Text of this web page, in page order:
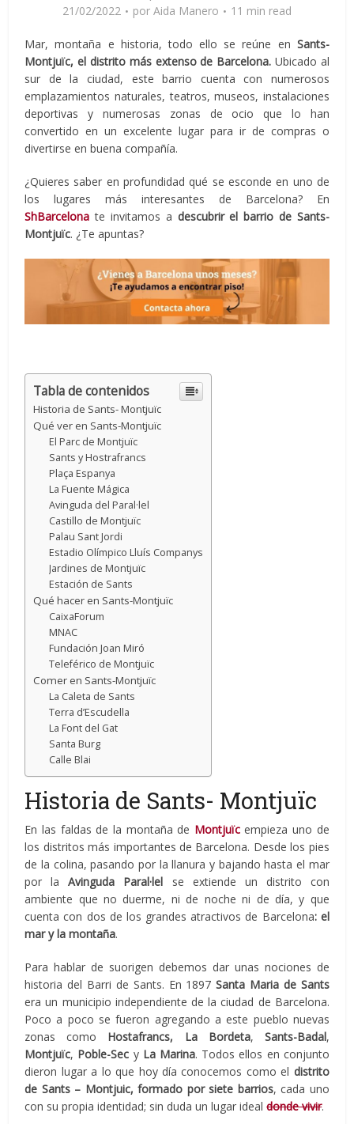
21/02/2022 por Aida Manero 11 min read
Mar, montaña e historia, todo ello se reúne en Sants-
Montjuïc, el distrito más extenso de Barcelona. Ubicado al
sur de la ciudad, este barrio cuenta con numerosos
emplazamientos naturales, teatros, museos, instalaciones
deportivas y numerosas zonas de ocio que lo han
convertido en un excelente lugar para ir de compras o
divertirse en buena compañía.
¿Quieres saber en profundidad qué se esconde en uno de
los lugares más interesantes de Barcelona? En
ShBarcelona te invitamos a descubrir el barrio de Sants-
Montjuïc. ¿Te apuntas?
Tabla de contenidos
Historia de Sants- Montjuïc
Qué ver en Sants-Montjuïc
El Parc de Montjuïc
Sants y Hostrafrancs
Plaça Espanya
La Fuente Mágica
Avinguda del Paral·lel
Castillo de Montjuïc
Palau Sant Jordi
Estadio Olímpico Lluís Companys
Jardines de Montjuïc
Estación de Sants
Qué hacer en Sants-Montjuïc
CaixaForum
MNAC
Fundación Joan Miró
Teleférico de Montjuïc
Comer en Sants-Montjuïc
La Caleta de Sants
Terra d’Escudella
La Font del Gat
Santa Burg
Calle Blai
Historia de Sants- Montjuïc
En las faldas de la montaña de Montjuïcempieza uno de
los distritos más importantes de Barcelona. Desde los pies
de la colina, pasando por la llanura y bajando hasta el mar
por laAvinguda Paral·lel se extiende un distrito con
ambiente que no duerme, ni de noche ni de día, y que
cuenta con dos de los grandes atractivos de Barcelona: el
mar y la montaña.
Para hablar de suorigen debemos dar unas nociones de
historia del Barri de Sants. En 1897Santa Maria de Sants
era un municipio independiente de la ciudad de Barcelona.
Poco a poco se fueron agregando a este pueblo nuevas
zonas como Hostafrancs, La Bordeta, Sants-Badal,
Montjuïc, Poble-Sec y La Marina. Todos ellos en conjunto
dieron lugar a lo que hoy día conocemos como el distrito
de Sants – Montjuic, formado por siete barrios, cada uno
con su propia identidad; sin duda un lugar idealdonde vivir.